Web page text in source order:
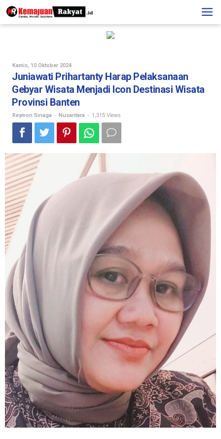
Skip
to
content
Kamis, 10 Oktober 2024Oleh
Sinaga
Juniawati Prihartanty Harap Pelaksanaan
Gebyar Wisata Menjadi Icon Destinasi Wisata
Provinsi Banten
Reymon Sinaga - Nusantara - 1,315 Views